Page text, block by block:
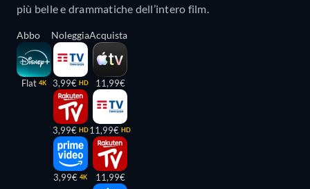
più belle e drammatiche dell’intero film.
Abbo
Flat 4K
Noleggia
3,99€ HD
3,99€ HD
3,99€ 4K
Acquista
11,99€
11,99€ HD
11,99€